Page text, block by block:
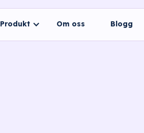
Produkt Om oss Blogg